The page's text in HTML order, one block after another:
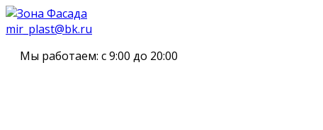
mir_plast@bk.ru
Мы работаем: с 9:00 до 20:00